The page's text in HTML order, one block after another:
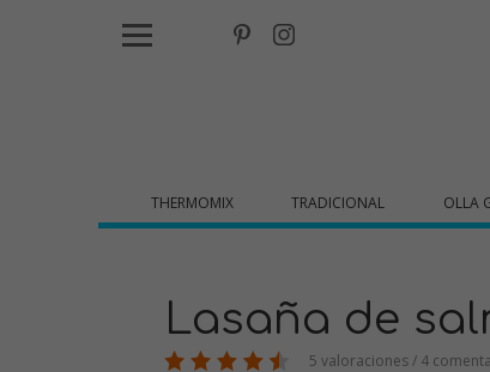
THERMOMIX TRADICIONAL OLLA
Lasaña de
5 valoraciones / 4